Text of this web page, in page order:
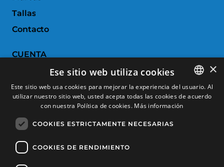
Tallas
Contacto
CUENTA
Historial de pedidos
Devoluciones
Productos favoritos
Comparar productos
SERVICIO AL CLIENTE
SPANISH
×
Ese sitio web utiliza cookies
Este sitio web usa cookies para mejorar la experiencia del usuario. Al
utilizar nuestro sitio web, usted acepta todas las cookies de acuerdo
con nuestra Política de cookies. Más información
COOKIES ESTRICTAMENTE NECESARIAS
COOKIES DE RENDIMIENTO